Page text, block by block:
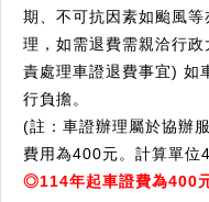
期、不可抗因素如颱風
理，如需退費需親洽行
責處理車證退費事宜) 如
行負擔。
(註：車證辦理屬於協辦
費用為400元。計算單位
◎114年起車證費為400